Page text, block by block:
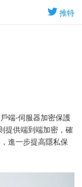
推特
端-伺服器加密保護
提供端到端加密，確
進一步提高隱私保